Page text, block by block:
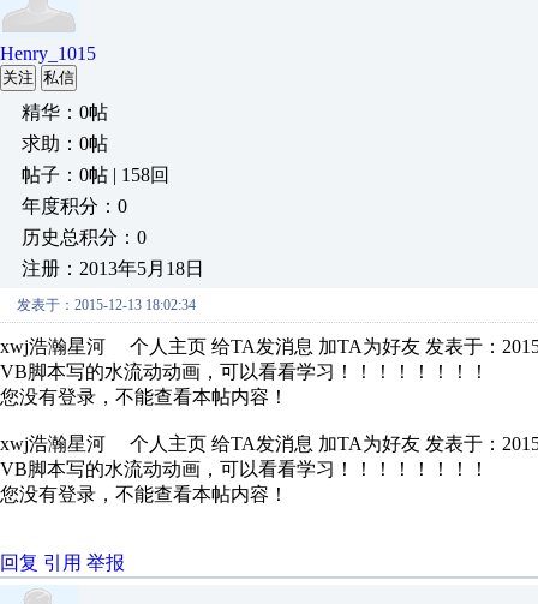
Henry_1015
关注 私信
精华：0帖
求助：0帖
帖子：0帖 | 158回
年度积分：0
历史总积分：0
注册：2013年5月18日
发表于：2015-12-13 18:02:34
xwj浩瀚星河 个人主页 给TA发消息 加TA为好友 发表于：
VB脚本写的水流动动画，可以看看学习！！！！！！！！
您没有登录，不能查看本帖内容！
xwj浩瀚星河 个人主页 给TA发消息 加TA为好友 发表于：
VB脚本写的水流动动画，可以看看学习！！！！！！！！
您没有登录，不能查看本帖内容！
回复 引用 举报